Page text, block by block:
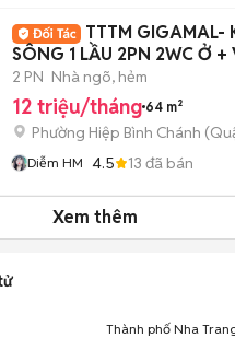
TTTM GIGAMAL-
SÔNG 1 LẦU 2PN 2WC Ở +
ONLINE
2 PN Nhà ngõ, hẻm
12 triệu/tháng 64 m²
Phường Hiệp Bình Chánh
Diễm HM 4.5 13 đã bán
Xem thêm
Thành phố Nha